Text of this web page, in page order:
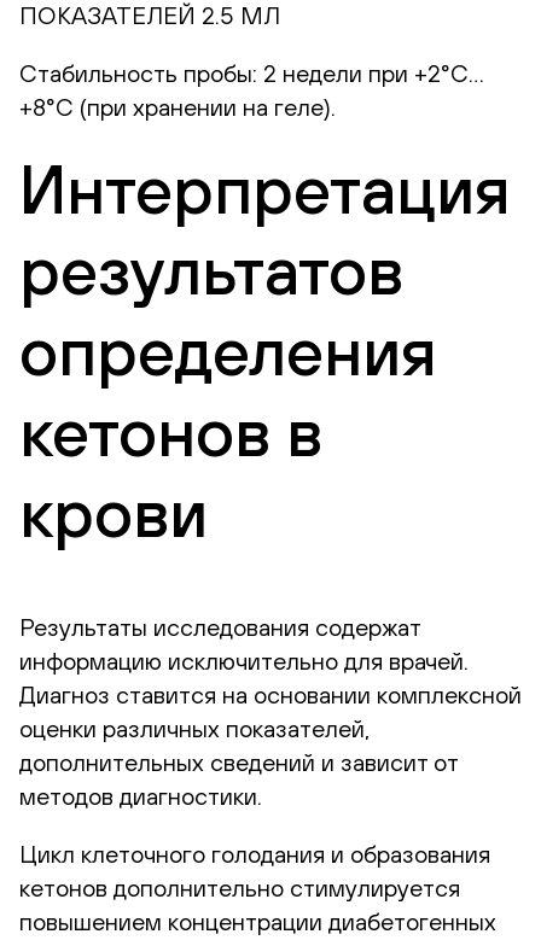
ПОКАЗАТЕЛЕЙ 2.5 МЛ
Стабильность пробы: 2 недели при +2°С…
+8°С (при хранении на геле).
Интерпретация
результатов
определения
кетонов в
крови
Результаты исследования содержат
информацию исключительно для врачей.
Диагноз ставится на основании комплексной
оценки различных показателей,
дополнительных сведений и зависит от
методов диагностики.
Цикл клеточного голодания и образования
кетонов дополнительно стимулируется
повышением концентрации диабетогенных